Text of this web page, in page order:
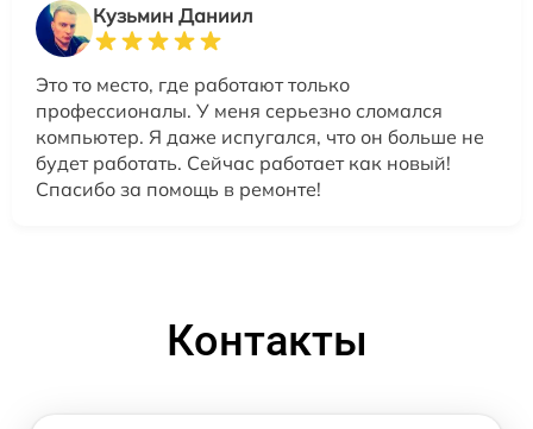
Кузьмин Даниил
Это то место, где работают только
профессионалы. У меня серьезно сломался
компьютер. Я даже испугался, что он больше не
будет работать. Сейчас работает как новый!
Спасибо за помощь в ремонте!
Контакты